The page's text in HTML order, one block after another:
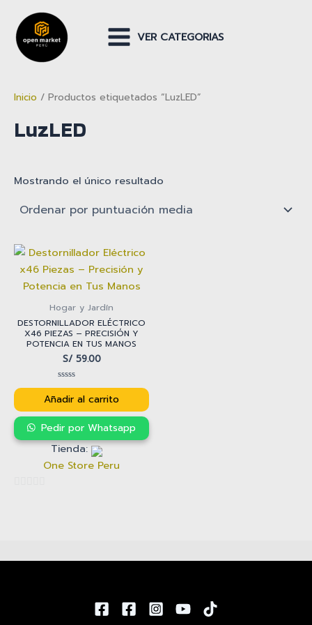
contenido
Main
VER CATEGORIAS
Inicio / Productos etiquetados “LuzLED”
LuzLED
Mostrando el único resultado
Hogar y Jardín
DESTORNILLADOR ELÉCTRICO
X46 PIEZAS – PRECISIÓN Y
POTENCIA EN TUS MANOS
S/59.00
Valorado
con
0
de
Añadir al carrito
Pedir por Whatsapp
Tienda:
One Store Peru